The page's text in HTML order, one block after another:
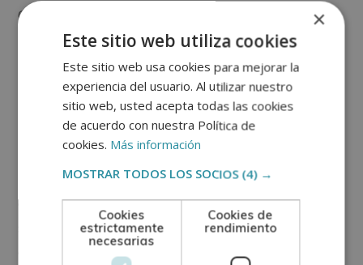
Consiste en una red de tubos finos que se
encuentran por todo el cuerpo, consiguiendo el
transporte del tejido linfático.
Bazo
Este pequeño órgano está localizado por debajo del
estómago y se conforma por pulpa blanca (ya que
contiene linfa) y pulpa roja (también contiene
sangre). Es una estructura esencial para comenzar
con la respuesta inmune, ya que es una fábrica de
×
Este sitio web utiliza cookies
Este sitio web usa cookies para mejorar la
experiencia del usuario. Al utilizar nuestro
sitio web, usted acepta todas las cookies
de acuerdo con nuestra Política de
cookies. Más información
MOSTRAR TODOS LOS SOCIOS (4) →
Cookies
estrictamente
necesarias
Cookies de
rendimiento